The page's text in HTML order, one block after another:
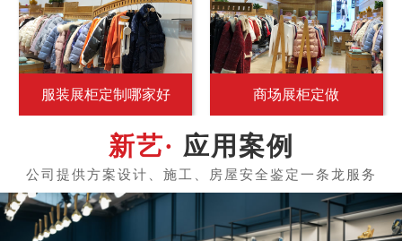
服装展柜定制哪家好 商场展柜定做
应用案例